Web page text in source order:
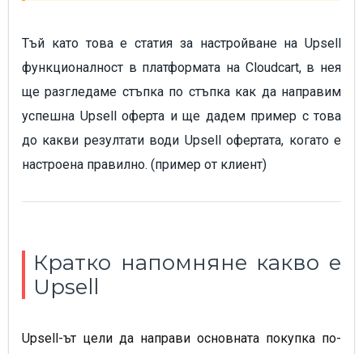
Тъй като това е статия за настройване на Upsell
функционалност в платформата на Cloudcart, в нея
ще разгледаме стъпка по стъпка как да направим
успешна Upsell оферта и ще дадем пример с това
до какви резултати води Upsell офертата, когато е
настроена правилно. (пример от клиент)
Кратко напомняне какво е
Upsell
Upsell-ът цели да направи основната покупка по-